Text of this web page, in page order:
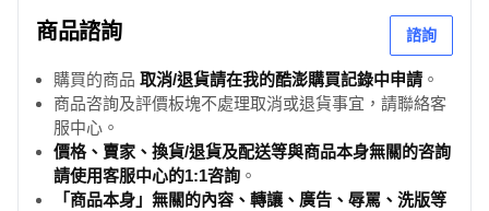
商品諮詢 諮詢
購買的商品 取消/退貨請在我的酷澎購買記錄中申請 。
商品咨詢及評價板塊不處理取消或退貨事宜，請聯絡客
服中心。
價格、賣家、換貨/退貨及配送等與商品本身無關的咨詢
請使用客服中心的1:1咨詢 。
「商品本身」無關的內容、轉讓、廣告、辱罵、洗版等